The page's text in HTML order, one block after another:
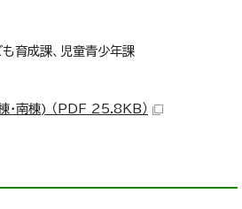
育成課、児童青少年課
・南棟) （PDF 25.8KB）